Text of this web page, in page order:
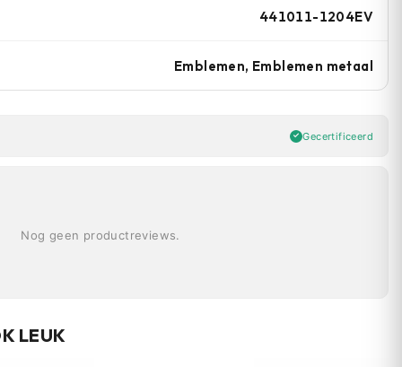
441011-1204EV
Emblemen, Emblemen metaal
Gecertificeerd
Nog geen productreviews.
LEUK